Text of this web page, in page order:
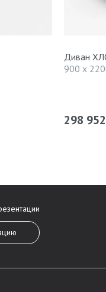
Диван
900 x
298